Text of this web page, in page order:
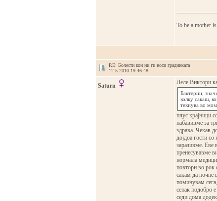
To be a mother
RE: Болести кои ни ги носи градинката
12.5.2010 19:46:48
Saturn Леле Виктори
Бактерии,
колку сакаш,
текнува во
плус крајници
набавивме за
здрава. Чекав
дојдоа гости
заразивме. Еве
пренесувавме
нормала
повтори во рок
сакам да почне
поминувам
сепак подобро
седи дома